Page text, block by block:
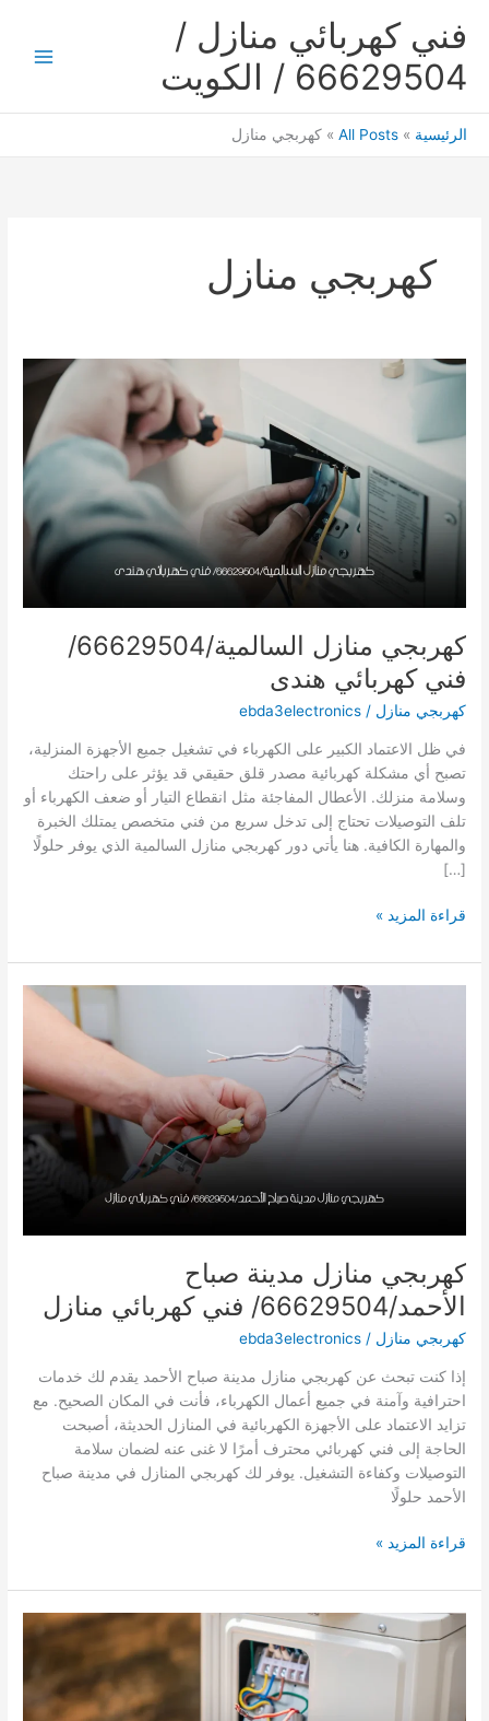
فني كهربائي منازل /
66629504 / الكويت
الرئيسية All Posts كهربجي منازل
كهربجي منازل
كهربجي منازل السالمية/66629504/
فني كهربائي هندى
كهربجي منازل /
ebda3electronics
في ظل الاعتماد الكبير على الكهرباء في تشغيل جميع الأجهزة المنزلية،
تصبح أي مشكلة كهربائية مصدر قلق حقيقي قد يؤثر على راحتك
وسلامة منزلك. الأعطال المفاجئة مثل انقطاع التيار أو ضعف الكهرباء أو
تلف التوصيلات تحتاج إلى تدخل سريع من فني متخصص يمتلك الخبرة
والمهارة الكافية. هنا يأتي دور كهربجي منازل السالمية الذي يوفر حلولًا
[…]
كهربجي
السالمية/66629504/
فني
قراءة المزيد »
كهربجي منازل مدينة صباح
الأحمد/66629504/ فني كهربائي منازل
كهربجي منازل /
ebda3electronics
إذا كنت تبحث عن كهربجي منازل مدينة صباح الأحمد يقدم لك خدمات
احترافية وآمنة في جميع أعمال الكهرباء، فأنت في المكان الصحيح. مع
تزايد الاعتماد على الأجهزة الكهربائية في المنازل الحديثة، أصبحت
الحاجة إلى فني كهربائي محترف أمرًا لا غنى عنه لضمان سلامة
التوصيلات وكفاءة التشغيل. يوفر لك كهربجي المنازل في مدينة صباح
الأحمد حلولًا
كهربجي
مدينة
صباح
الأحمد/66629504/
قراءة المزيد »